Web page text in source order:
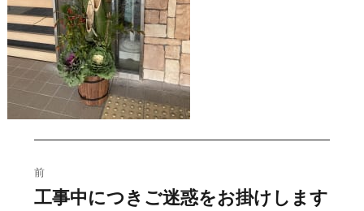
稿
前
過
工事中につきご迷惑をお掛けします